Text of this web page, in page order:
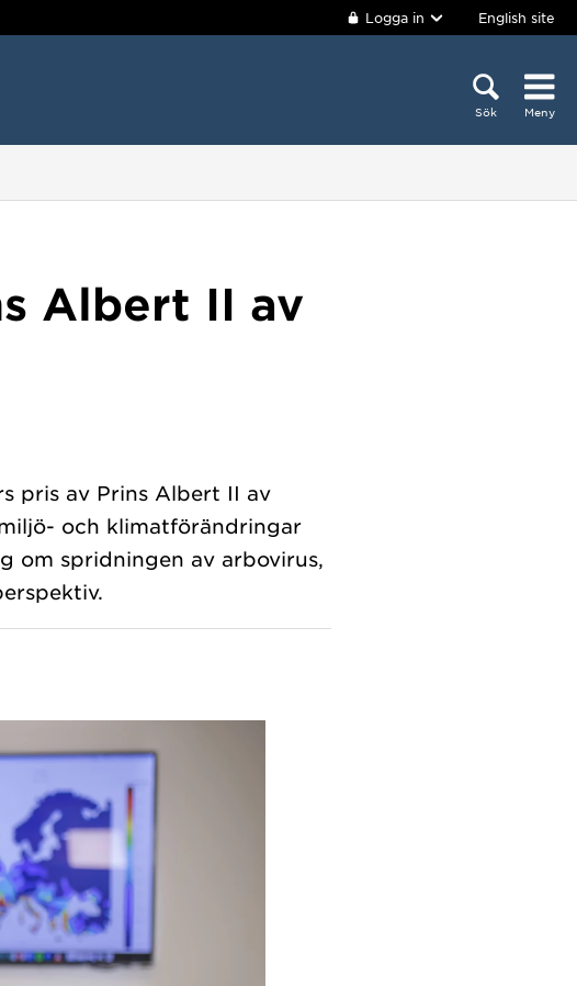
Logga in English site
Sök Meny
Albert II av
pris av Prins Albert II av
och klimatförändringar
om spridningen av arbovirus,